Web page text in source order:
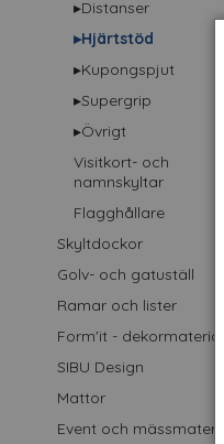
▸Distanser
▸Hjärtstöd
▸Kupongspjut
▸Supergrip
▸Övrigt
Visitkort- och
namnskyltar
Flagghållare
Skyltdockor
Golv- och gatuställ
Ramar och lister
Form'it - dekormaterial
SIBU Design
Mattor
Event och mässmaterial